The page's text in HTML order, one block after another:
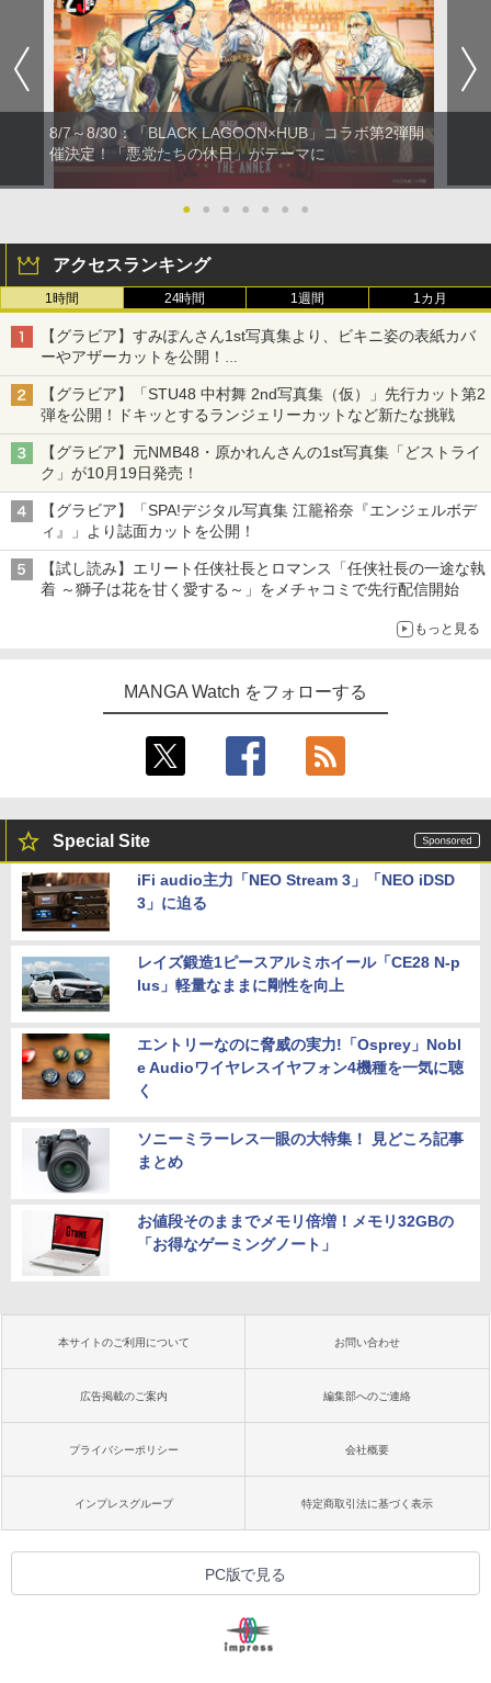
8/7～8/30：「BLACK LAGOON×HUB」コラボ第2弾開
催決定！「悪党たちの休日」がテーマに
● ● ● ● ● ● ●
アクセスランキング
1時間 24時間 1週間 1カ月
【グラビア】すみぽんさん1st写真集より、ビキニ姿の表紙カバ
ーやアザーカットを公開！
タイトルは「offcourt（オフコート）」に決定
【グラビア】「STU48 中村舞 2nd写真集（仮）」先行カット第2
弾を公開！ドキッとするランジェリーカットなど新たな挑戦
【グラビア】元NMB48・原かれんさんの1st写真集「どストライ
ク」が10月19日発売！
【グラビア】「SPA!デジタル写真集 江籠裕奈『エンジェルボデ
ィ』」より誌面カットを公開！
【試し読み】エリート任侠社長とロマンス「任侠社長の一途な執
着 ～獅子は花を甘く愛する～」をメチャコミで先行配信開始
もっと見る
MANGA Watch をフォローする
Special Site
iFi audio主力「NEO Stream 3」「NEO iDSD
3」に迫る
レイズ鍛造1ピースアルミホイール「CE28 N-p
lus」軽量なままに剛性を向上
エントリーなのに脅威の実力!「Osprey」Nobl
e Audioワイヤレスイヤフォン4機種を一気に聴
く
ソニーミラーレス一眼の大特集！ 見どころ記事
まとめ
お値段そのままでメモリ倍増！メモリ32GBの
「お得なゲーミングノート」
本サイトのご利用について お問い合わせ
広告掲載のご案内 編集部へのご連絡
プライバシーポリシー 会社概要
インプレスグループ 特定商取引法に基づく表示
PC版で見る